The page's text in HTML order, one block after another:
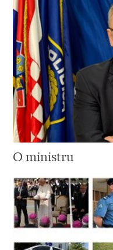
O ministru